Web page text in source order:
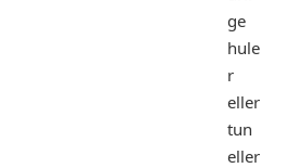
ge
hule
r
eller
tun
eller